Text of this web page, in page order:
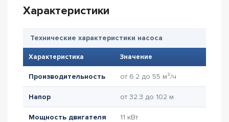
Характеристики
Технические характеристики насоса
Характеристика Значение
Производительность от 6.2 до 55 м³/ч
Напор от 32.3 до 102 м
Мощность двигателя 11 кВт